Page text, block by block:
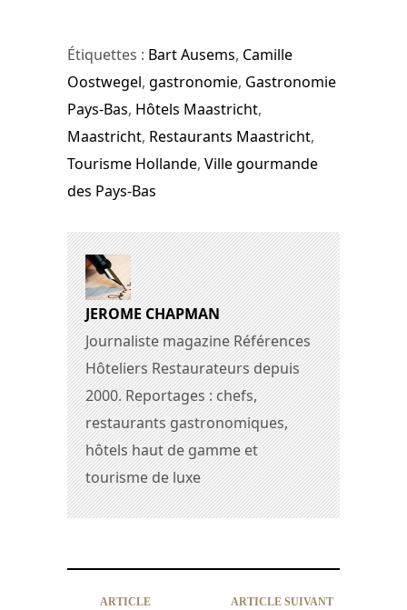
Étiquettes : Bart Ausems, Camille
Oostwegel, gastronomie, Gastronomie
Pays-Bas, Hôtels Maastricht,
Maastricht, Restaurants Maastricht,
Tourisme Hollande, Ville gourmande
des Pays-Bas
JEROME CHAPMAN
Journaliste magazine Références
Hôteliers Restaurateurs depuis
2000. Reportages : chefs,
restaurants gastronomiques,
hôtels haut de gamme et
tourisme de luxe
ARTICLE
ARTICLE SUIVANT